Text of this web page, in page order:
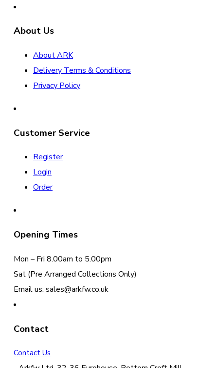
About Us
About ARK
Delivery Terms & Conditions
Privacy Policy
Customer Service
Register
Login
Order
Opening Times
Mon – Fri 8.00am to 5.00pm
Sat (Pre Arranged Collections Only)
Email us: sales@arkfw.co.uk
Contact
Contact Us